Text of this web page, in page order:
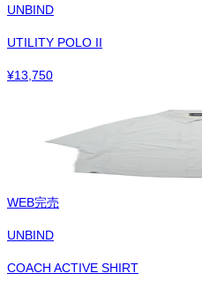
UNBIND
UTILITY POLO II
¥13,750
WEB完売
UNBIND
COACH ACTIVE SHIRT